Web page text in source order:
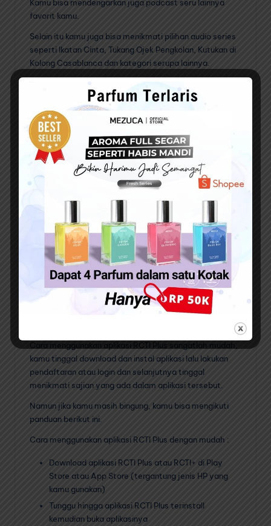
Kamu bisa mendengarkan juga podcast seru lainnya
favorit kamu.
Selain itu kamu juga bisa menikmati pilihan audio series
seperti Ikatan Cinta, Tukang Ojek Pengkolan, Kutukan di
Kolong Casablanca dan kategori serupa lainnya.
HOT+ (Rumah Bakat)
Sajian ajang pencarian bakat terpopuler di Indonesia
secara online. Dan kamu bisa memenangkan total
hadiah ratusan hingga juga rupiah melalui beragam
kompetisi
Trebel – Nikmati Lagu, Bebas
Fitur yang terakhir adalah kamu bisa menikmati
kumpulan musik terlengkap dari beragam musisi lokal
hingga mancanegara di seluruh dunia dengan berbagai
genre secara langsung
Cara Menggunakan
Aplikasi RCTI Plus
Cara menggunakan aplikasi RCTI Plus sangatlah mudah,
kamu tinggal download dan instal aplikasi lalu lakukan
pendaftaran atau login dan selanjutnya tinggal
menikmati sajian yang ada dalam aplikasi tersebut.
Namun jika kamu masih bingung, kamu bisa mengikuti
panduan berikut ini.
Cara menggunakan aplikasi RCTI Plus dengan mudah :
Download aplikasi RCTI Plus atau RCTI+ di Play
Store atau App Store (tergantung jenis HP yang
kamu gunakan)
Tunggu hingga aplikasi RCTI Plus terinstall
kemudian buka aplikasinya